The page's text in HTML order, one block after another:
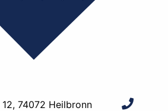
74072 Heilbronn